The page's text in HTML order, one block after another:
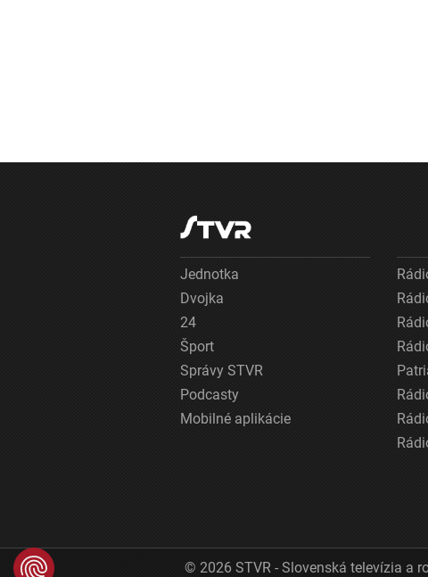
Jednotka
Dvojka
24
Šport
Správy STVR
Podcasty
Mobilné aplikácie
© 2026 STVR - Slovenská televízia a